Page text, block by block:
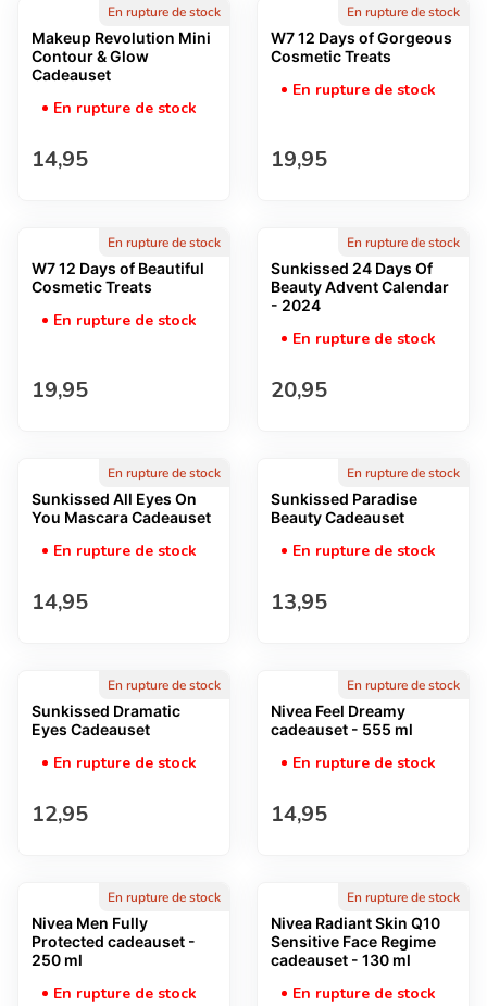
En rupture de stock
Makeup Revolution Mini
Contour & Glow
Cadeauset
En rupture de stock
Prix normal
14,95
En rupture de stock
W7 12 Days of Gorgeous
Cosmetic Treats
En rupture de stock
Prix normal
19,95
En rupture de stock
W7 12 Days of Beautiful
Cosmetic Treats
En rupture de stock
Prix normal
19,95
En rupture de stock
Sunkissed 24 Days Of
Beauty Advent Calendar
- 2024
En rupture de stock
Prix normal
20,95
En rupture de stock
Sunkissed All Eyes On
You Mascara Cadeauset
En rupture de stock
Prix normal
14,95
En rupture de stock
Sunkissed Paradise
Beauty Cadeauset
En rupture de stock
Prix normal
13,95
En rupture de stock
Sunkissed Dramatic
Eyes Cadeauset
En rupture de stock
Prix normal
12,95
En rupture de stock
Nivea Feel Dreamy
cadeauset - 555 ml
En rupture de stock
Prix normal
14,95
En rupture de stock
Nivea Men Fully
Protected cadeauset -
250 ml
En rupture de stock
En rupture de stock
Nivea Radiant Skin Q10
Sensitive Face Regime
cadeauset - 130 ml
En rupture de stock